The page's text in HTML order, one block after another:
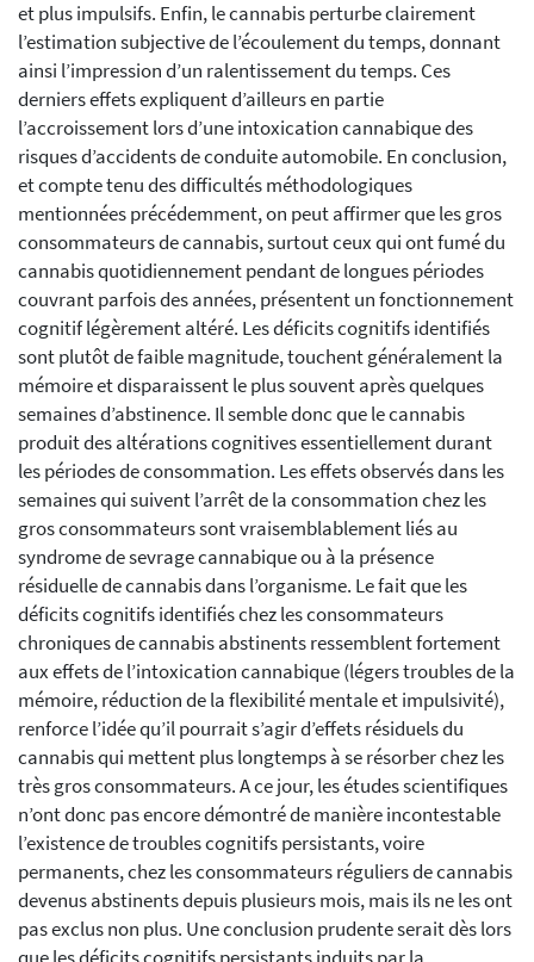
et plus impulsifs. Enfin, le cannabis perturbe clairement
l’estimation subjective de l’écoulement du temps, donnant
ainsi l’impression d’un ralentissement du temps. Ces
derniers effets expliquent d’ailleurs en partie
l’accroissement lors d’une intoxication cannabique des
risques d’accidents de conduite automobile. En conclusion,
et compte tenu des difficultés méthodologiques
mentionnées précédemment, on peut affirmer que les gros
consommateurs de cannabis, surtout ceux qui ont fumé du
cannabis quotidiennement pendant de longues périodes
couvrant parfois des années, présentent un fonctionnement
cognitif légèrement altéré. Les déficits cognitifs identifiés
sont plutôt de faible magnitude, touchent généralement la
mémoire et disparaissent le plus souvent après quelques
semaines d’abstinence. Il semble donc que le cannabis
produit des altérations cognitives essentiellement durant
les périodes de consommation. Les effets observés dans les
semaines qui suivent l’arrêt de la consommation chez les
gros consommateurs sont vraisemblablement liés au
syndrome de sevrage cannabique ou à la présence
résiduelle de cannabis dans l’organisme. Le fait que les
déficits cognitifs identifiés chez les consommateurs
chroniques de cannabis abstinents ressemblent fortement
aux effets de l’intoxication cannabique (légers troubles de la
mémoire, réduction de la flexibilité mentale et impulsivité),
renforce l’idée qu’il pourrait s’agir d’effets résiduels du
cannabis qui mettent plus longtemps à se résorber chez les
très gros consommateurs. A ce jour, les études scientifiques
n’ont donc pas encore démontré de manière incontestable
l’existence de troubles cognitifs persistants, voire
permanents, chez les consommateurs réguliers de cannabis
devenus abstinents depuis plusieurs mois, mais ils ne les ont
pas exclus non plus. Une conclusion prudente serait dès lors